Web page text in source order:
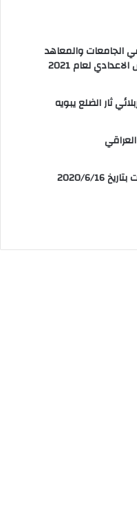
الجامعات والمعاهد
لعام 2021
ثار الضلع يبويه
6/16